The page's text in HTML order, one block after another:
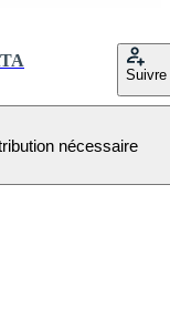
Suivre
nécessaire